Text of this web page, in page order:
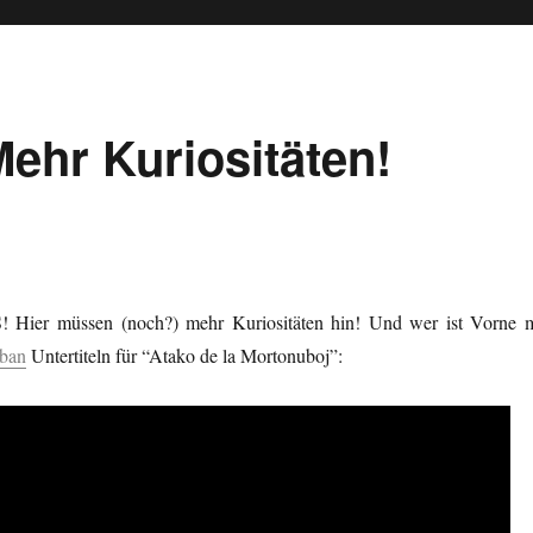
Kuriositäten!
Hier müssen (noch?) mehr Kuriositäten hin! Und wer ist Vorne
Untertiteln für “Atako de la Mortonuboj”: